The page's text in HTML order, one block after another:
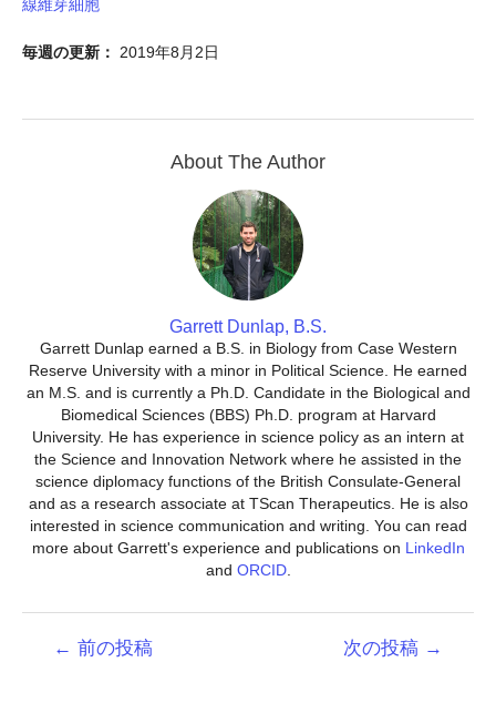
線維芽細胞
毎週の更新： 2019年8月2日
About The Author
Garrett Dunlap, B.S.
Garrett Dunlap earned a B.S. in Biology from Case Western
Reserve University with a minor in Political Science. He earned
an M.S. and is currently a Ph.D. Candidate in the Biological and
Biomedical Sciences (BBS) Ph.D. program at Harvard
University. He has experience in science policy as an intern at
the Science and Innovation Network where he assisted in the
science diplomacy functions of the British Consulate-General
and as a research associate at TScan Therapeutics. He is also
interested in science communication and writing. You can read
more about Garrett's experience and publications on LinkedIn
and ORCID.
← 前の投稿 次の投稿 →